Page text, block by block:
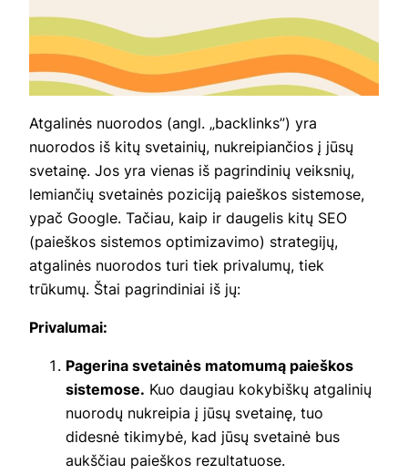
Atgalinės nuorodos (angl. „backlinks”) yra
nuorodos iš kitų svetainių, nukreipiančios į jūsų
svetainę. Jos yra vienas iš pagrindinių veiksnių,
lemiančių svetainės poziciją paieškos sistemose,
ypač Google. Tačiau, kaip ir daugelis kitų SEO
(paieškos sistemos optimizavimo) strategijų,
atgalinės nuorodos turi tiek privalumų, tiek
trūkumų. Štai pagrindiniai iš jų:
Privalumai:
Pagerina svetainės matomumą paieškos
sistemose. Kuo daugiau kokybiškų atgalinių
nuorodų nukreipia į jūsų svetainę, tuo
didesnė tikimybė, kad jūsų svetainė bus
aukščiau paieškos rezultatuose.